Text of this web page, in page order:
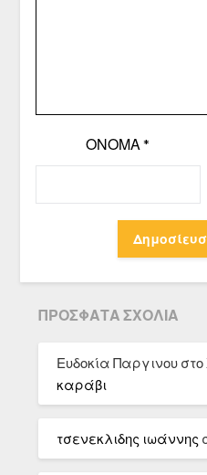
ΌΝΟΜΑ*
ΠΡΌΣΦΑΤΑ ΣΧΌΛΙΑ
Ευδοκία Παργινου στο
καράβι
τσενεκλιδης ιωάννης